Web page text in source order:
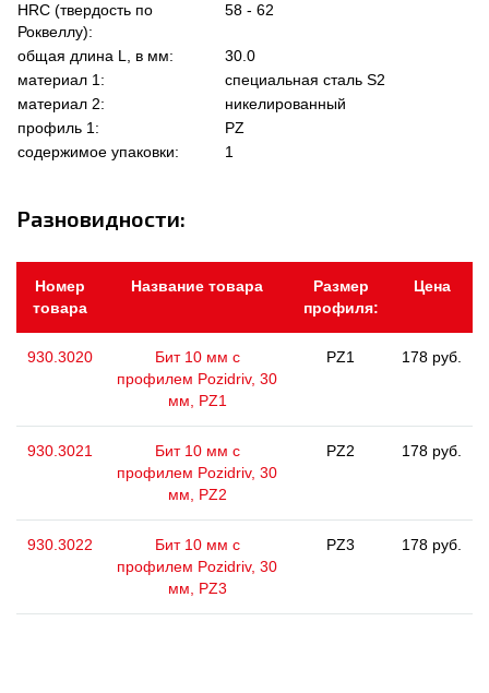
HRC (твердость по
Роквеллу):
58 - 62
общая длина L, в мм:
30.0
материал 1:
специальная сталь S2
материал 2:
никелированный
профиль 1:
PZ
содержимое упаковки:
1
Разновидности:
Номер
товара
Название товара
Размер
профиля:
Цена
930.3020
Бит 10 мм с
профилем Pozidriv, 30
мм, PZ1
PZ1 178 руб.
930.3021
Бит 10 мм с
профилем Pozidriv, 30
мм, PZ2
PZ2 178 руб.
930.3022
Бит 10 мм с
профилем Pozidriv, 30
мм, PZ3
PZ3 178 руб.